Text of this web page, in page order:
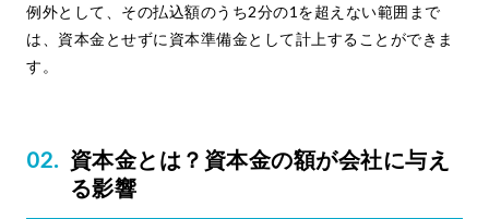
例外として、その払込額のうち2分の1を超えない範囲まで
は、資本金とせずに資本準備金として計上することができま
す。
資本金とは？資本金の額が会社に与え
る影響